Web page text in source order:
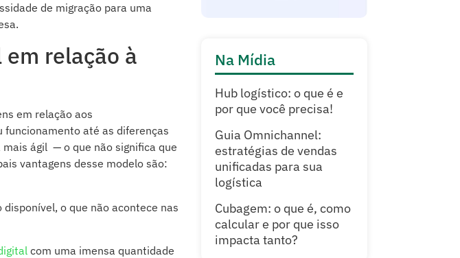
de migração para uma
relação à
em relação aos
até as diferenças
ágil — o que não significa que
vantagens desse modelo são:
o que não acontece nas
com uma imensa quantidade
Na Mídia
Hub logístico: o que é e
por que você precisa!
Guia Omnichannel:
estratégias de vendas
unificadas para sua
logística
Cubagem: o que é, como
calcular e por que isso
impacta tanto?